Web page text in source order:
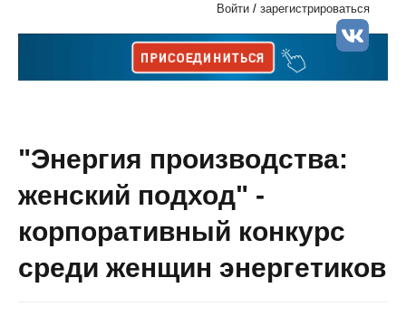
Войти / зарегистрироваться
"Энергия производства:
женский подход" -
корпоративный конкурс
среди женщин энергетиков